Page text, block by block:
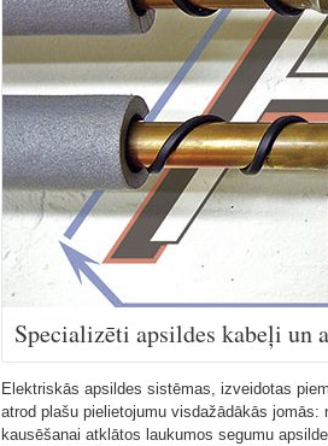
Specializēti apsildes kabeļi un
Elektriskās apsildes sistēmas, izveidotas
atrod plašu pielietojumu visdažādākās
kausēšanai atklātos laukumos segumu